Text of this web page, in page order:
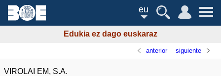
eu
Edukia ez dago euskaraz
anterior siguiente
VIROLAI EM, S.A.